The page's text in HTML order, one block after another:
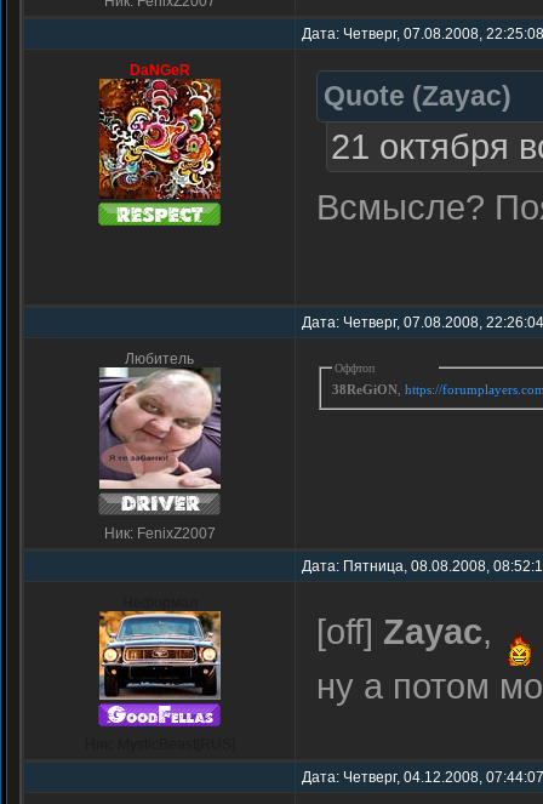
Дата: Четверг, 07.08.2008,
DaNGeR
Quote (Zayac)
21 октября
Всмысле?
Дата: Четверг, 07.08.2008,
Любитель
Ник: FenixZ2007
Оффтоп
38ReGiON https://
Дата: Пятница, 08.08.2008,
[off] Zayac,
ну а потом
Дата: Четверг, 04.12.2008,